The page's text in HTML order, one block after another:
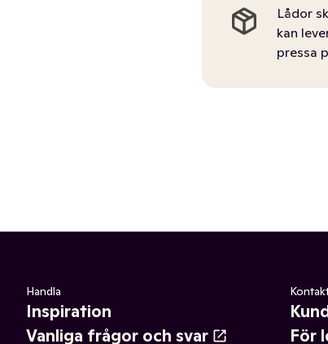
Lådor
kan
pressa
Handla
Inspiration
Vanliga frågor och svar
För